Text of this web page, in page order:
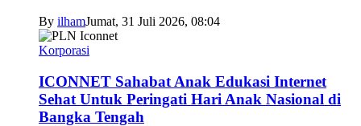
By ilhamJumat, 31 Juli 2026, 08:04
Korporasi
ICONNET Sahabat Anak Edukasi Internet
Sehat Untuk Peringati Hari Anak Nasional di
Bangka Tengah